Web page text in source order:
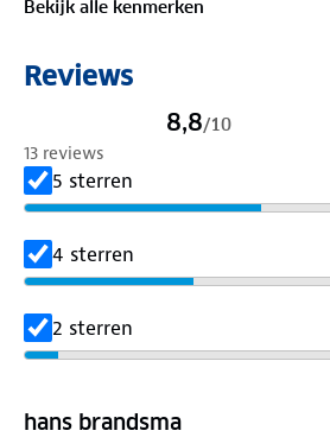
Stroom: 12V en 230V
Geluidsniveau: 48 dB
Afmetingen: 56,1 x 39,1 x 41,6 cm
Bekijk alle kenmerken
Reviews
8,8/10
13 reviews
5 sterren
4 sterren
2 sterren
hans brandsma